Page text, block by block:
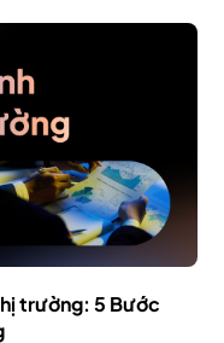
trường: 5 Bước